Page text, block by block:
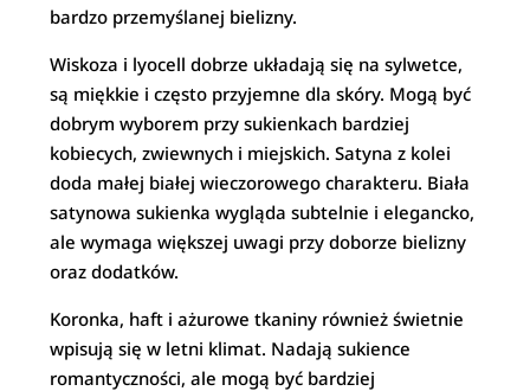
bardzo przemyślanej bielizny.
Wiskoza i lyocell dobrze układają się na sylwetce,
są miękkie i często przyjemne dla skóry. Mogą być
dobrym wyborem przy sukienkach bardziej
kobiecych, zwiewnych i miejskich. Satyna z kolei
doda małej białej wieczorowego charakteru. Biała
satynowa sukienka wygląda subtelnie i elegancko,
ale wymaga większej uwagi przy doborze bielizny
oraz dodatków.
Koronka, haft i ażurowe tkaniny również świetnie
wpisują się w letni klimat. Nadają sukience
romantyczności, ale mogą być bardziej